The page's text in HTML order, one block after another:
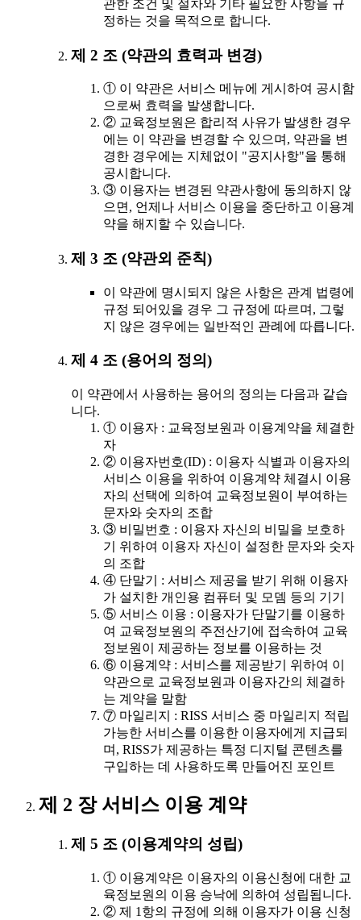
관한 조건 및 절차와 기타 필요한 사항을 규
정하는 것을 목적으로 합니다.
제 2 조 (약관의 효력과 변경)
① 이 약관은 서비스 메뉴에 게시하여 공시함
으로써 효력을 발생합니다.
② 교육정보원은 합리적 사유가 발생한 경우
에는 이 약관을 변경할 수 있으며, 약관을 변
경한 경우에는 지체없이 "공지사항"을 통해
공시합니다.
③ 이용자는 변경된 약관사항에 동의하지 않
으면, 언제나 서비스 이용을 중단하고 이용계
약을 해지할 수 있습니다.
제 3 조 (약관외 준칙)
이 약관에 명시되지 않은 사항은 관계 법령에
규정 되어있을 경우 그 규정에 따르며, 그렇
지 않은 경우에는 일반적인 관례에 따릅니다.
제 4 조 (용어의 정의)
이 약관에서 사용하는 용어의 정의는 다음과 같습
니다.
① 이용자 : 교육정보원과 이용계약을 체결한
자
② 이용자번호(ID) : 이용자 식별과 이용자의
서비스 이용을 위하여 이용계약 체결시 이용
자의 선택에 의하여 교육정보원이 부여하는
문자와 숫자의 조합
③ 비밀번호 : 이용자 자신의 비밀을 보호하
기 위하여 이용자 자신이 설정한 문자와 숫자
의 조합
④ 단말기 : 서비스 제공을 받기 위해 이용자
가 설치한 개인용 컴퓨터 및 모뎀 등의 기기
⑤ 서비스 이용 : 이용자가 단말기를 이용하
여 교육정보원의 주전산기에 접속하여 교육
정보원이 제공하는 정보를 이용하는 것
⑥ 이용계약 : 서비스를 제공받기 위하여 이
약관으로 교육정보원과 이용자간의 체결하
는 계약을 말함
⑦ 마일리지 : RISS 서비스 중 마일리지 적립
가능한 서비스를 이용한 이용자에게 지급되
며, RISS가 제공하는 특정 디지털 콘텐츠를
구입하는 데 사용하도록 만들어진 포인트
제 2 장 서비스 이용 계약
제 5 조 (이용계약의 성립)
① 이용계약은 이용자의 이용신청에 대한 교
육정보원의 이용 승낙에 의하여 성립됩니다.
② 제 1항의 규정에 의해 이용자가 이용 신청